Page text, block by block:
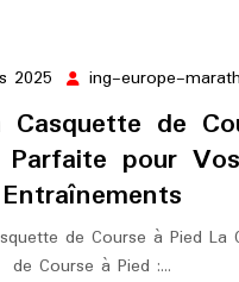
2025 26
2025
ing-europe-
Casquette de
Parfaite pour Vos
Entraînements
de Course à Pied La
de Course à Pied :…